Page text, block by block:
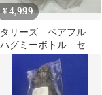
¥4,999
タリーズ ベアフル
ハグミーボトル セッ
ト タンブラー